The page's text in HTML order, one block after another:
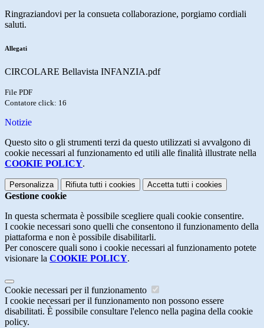
Ringraziandovi per la consueta collaborazione, porgiamo cordiali
saluti.
Allegati
CIRCOLARE Bellavista INFANZIA.pdf
File PDF
Contatore click: 16
Notizie
Questo sito o gli strumenti terzi da questo utilizzati si avvalgono di
cookie necessari al funzionamento ed utili alle finalità illustrate nella
COOKIE POLICY.
Personalizza Rifiuta tutti i cookies Accetta tutti i cookies
Gestione cookie
In questa schermata è possibile scegliere quali cookie consentire.
I cookie necessari sono quelli che consentono il funzionamento della
piattaforma e non è possibile disabilitarli.
Per conoscere quali sono i cookie necessari al funzionamento potete
visionare la COOKIE POLICY.
Cookie necessari per il funzionamento
I cookie necessari per il funzionamento non possono essere
disabilitati. È possibile consultare l'elenco nella pagina della cookie
policy.